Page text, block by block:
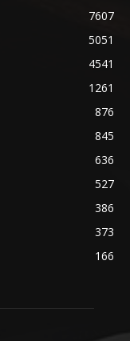
7607
5051
4541
1261
876
845
636
527
386
373
166